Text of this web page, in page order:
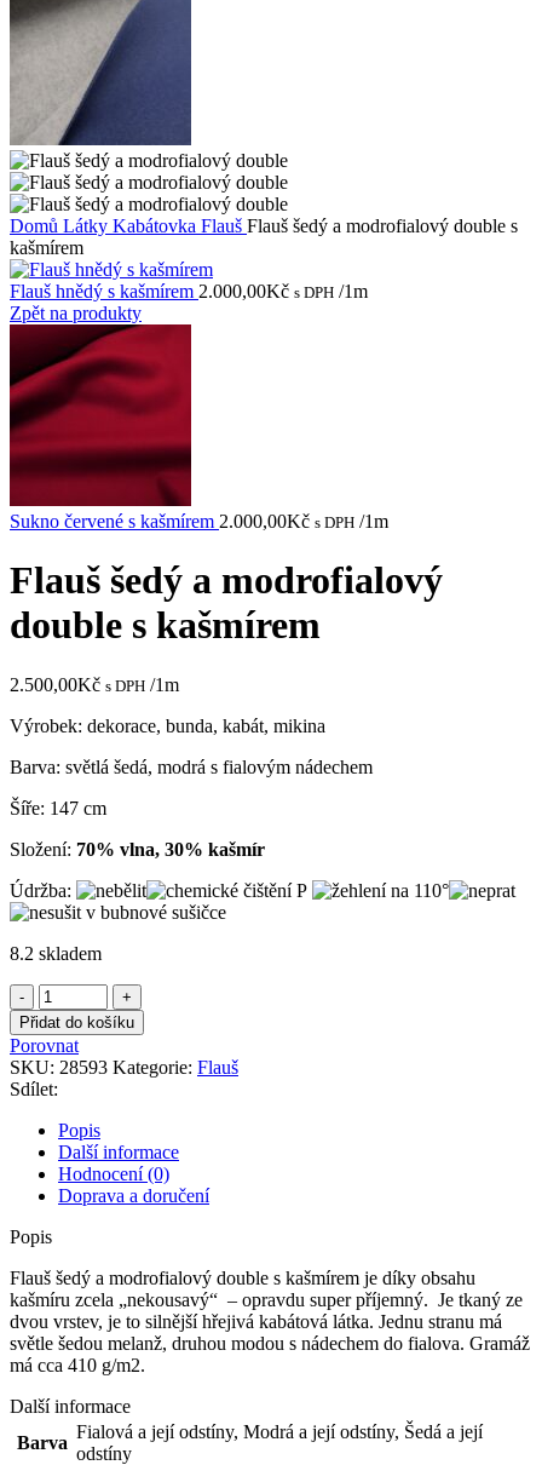
Domů Látky Kabátovka Flauš Flauš šedý a modrofialový double s
kašmírem
Flauš hnědý s kašmírem 2.000,00Kč s DPH /1m
Zpět na produkty
Sukno červené s kašmírem 2.000,00Kč s DPH /1m
Flauš šedý a modrofialový
double s kašmírem
2.500,00Kč s DPH /1m
Výrobek: dekorace, bunda, kabát, mikina
Barva: světlá šedá, modrá s fialovým nádechem
Šíře: 147 cm
Složení: 70% vlna, 30% kašmír
Údržba:
8.2 skladem
Flauš
šedý
a
modrofialový
double
s
kašmírem
množství
Přidat do košíku
Porovnat
SKU: 28593 Kategorie: Flauš
Sdílet:
Popis
Další informace
Hodnocení (0)
Doprava a doručení
Popis
Flauš šedý a modrofialový double s kašmírem je díky obsahu
kašmíru zcela „nekousavý“ – opravdu super příjemný. Je tkaný ze
dvou vrstev, je to silnější hřejivá kabátová látka. Jednu stranu má
světle šedou melanž, druhou modou s nádechem do fialova. Gramáž
má cca 410 g/m2.
Další informace
Barva
Fialová a její odstíny, Modrá a její odstíny, Šedá a její
odstíny